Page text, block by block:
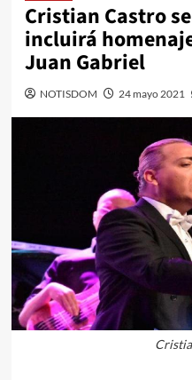
Cristian Castro
incluirá
Juan Gabriel
NOTISDOM 24 mayo 2021